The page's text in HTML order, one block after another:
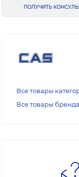
ПОЛУЧИТЬ
Все товары
Все товары бренда